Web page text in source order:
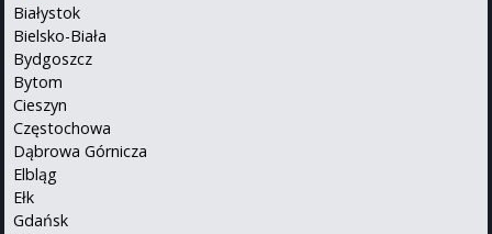
Białystok
Bielsko-Biała
Bydgoszcz
Bytom
Cieszyn
Częstochowa
Dąbrowa Górnicza
Elbląg
Ełk
Gdańsk